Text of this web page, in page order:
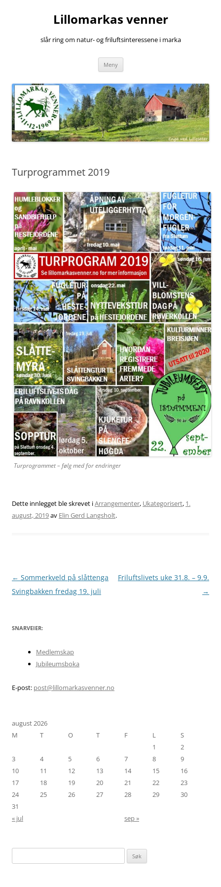
Lillomarkas venner
slår ring om natur- og friluftsinteressene i marka
Meny
Turprogrammet 2019
Turprogrammet – følg med for endringer
Dette innlegget ble skrevet iArrangementer, Ukategorisert, 1.
august, 2019av Elin Gerd Langsholt.
Innleggsnavigasjon
← Sommerkveld på slåttenga
Svingbakken fredag 19. juli
Friluftslivets uke 31.8. – 9.9.
→
SNARVEIER:
Medlemskap
Jubileumsboka
E-post: post@lillomarkasvenner.no
august 2026
M
T O T F L
S
1
2
3
4 5 6 7 8
9
10
11 12 13 14 15
16
17
18 19 20 21 22
23
24
25 26 27 28 29
30
31
« jul
sep »
etter: